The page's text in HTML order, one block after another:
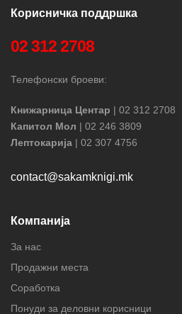
Корисничка поддршка
02 312 2708
Телефонски броеви:
Книжарница Центар | 02 312 2708
Капитол Мол | 02 246 3809
Лептокарија | 02 307 4756
contact@sakamknigi.mk
Компанија
За нас
Продажни места
Соработка
Понуди за деловни корисници